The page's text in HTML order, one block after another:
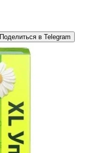
Поделиться в Telegram